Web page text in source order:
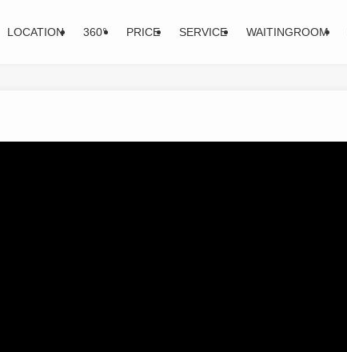
LOCATION 360° PRICE SERVICE WAITINGROOM